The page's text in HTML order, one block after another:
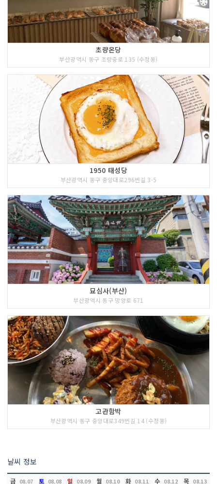
초량온당
부산광역시 동구 초량중로 135 (수정동)
1950 태성당
부산광역시 동구 중앙대로296번길 3-5
묘심사(부산)
부산광역시 동구 망양로 671
고관함박
부산광역시 동구 중앙대로349번길 14 (수정동)
날씨 정보
금 08.07 토 08.08 일 08.09 월 08.10 화 08.11 수 08.12 목 08.13